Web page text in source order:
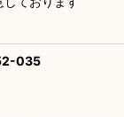
035